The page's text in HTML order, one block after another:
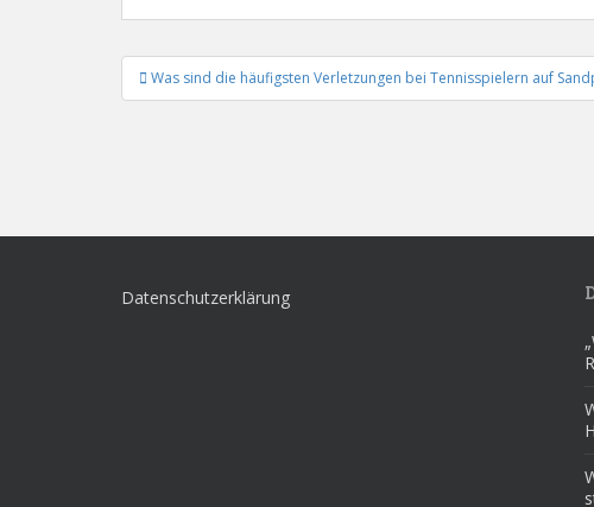
Beitrags-
Navigation
Was sind die häufigsten Verletzungen bei Tennisspielern auf
Datenschutzerklärung